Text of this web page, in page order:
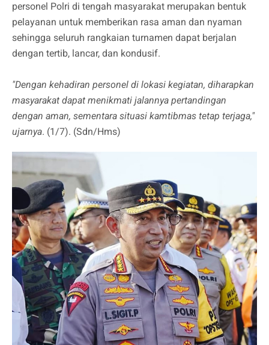
personel Polri di tengah masyarakat merupakan bentuk
pelayanan untuk memberikan rasa aman dan nyaman
sehingga seluruh rangkaian turnamen dapat berjalan
dengan tertib, lancar, dan kondusif.
"Dengan kehadiran personel di lokasi kegiatan, diharapkan
masyarakat dapat menikmati jalannya pertandingan
dengan aman, sementara situasi kamtibmas tetap terjaga,"
ujarnya. (1/7). (Sdn/Hms)